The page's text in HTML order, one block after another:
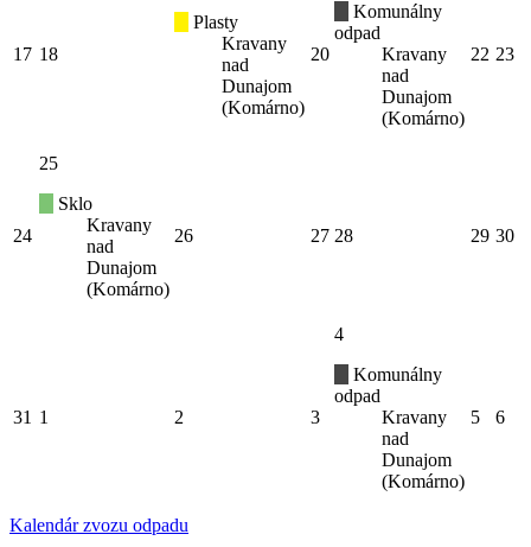
17 18
Plasty
Kravany
nad
Dunajom
(Komárno)
20
Komunálny
odpad
Kravany
nad
Dunajom
(Komárno)
22 23
24
25
Sklo
Kravany
nad
Dunajom
(Komárno)
26 27 28 29 30
31 1 2 3
4
Komunálny
odpad
Kravany
nad
Dunajom
(Komárno)
5 6
Kalendár zvozu odpadu